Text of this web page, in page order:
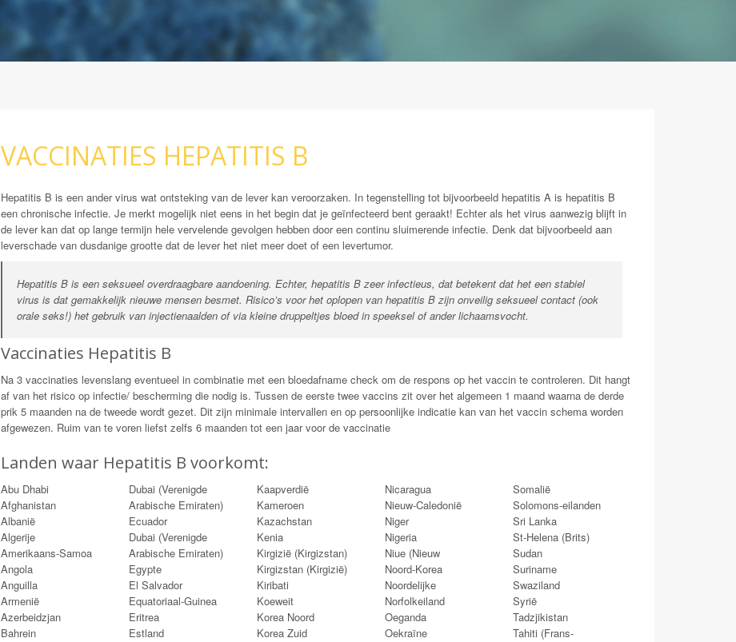
VACCINATIES HEPATITIS B
Hepatitis B is een ander virus wat ontsteking van de lever kan veroorzaken. In tegenstelling tot bijvoorbeeld hepatitis A is hepatitis B
een chronische infectie. Je merkt mogelijk niet eens in het begin dat je geïnfecteerd bent geraakt! Echter als het virus aanwezig blijft in
de lever kan dat op lange termijn hele vervelende gevolgen hebben door een continu sluimerende infectie. Denk dat bijvoorbeeld aan
leverschade van dusdanige grootte dat de lever het niet meer doet of een levertumor.
Hepatitis B is een seksueel overdraagbare aandoening. Echter, hepatitis B zeer infectieus, dat betekent dat het een stabiel
virus is dat gemakkelijk nieuwe mensen besmet. Risico’s voor het oplopen van hepatitis B zijn onveilig seksueel contact (ook
orale seks!) het gebruik van injectienaalden of via kleine druppeltjes bloed in speeksel of ander lichaamsvocht.
Vaccinaties Hepatitis B
Na 3 vaccinaties levenslang eventueel in combinatie met een bloedafname check om de respons op het vaccin te controleren. Dit hangt
af van het risico op infectie/ bescherming die nodig is. Tussen de eerste twee vaccins zit over het algemeen 1 maand waarna de derde
prik 5 maanden na de tweede wordt gezet. Dit zijn minimale intervallen en op persoonlijke indicatie kan van het vaccin schema worden
afgewezen. Ruim van te voren liefst zelfs 6 maanden tot een jaar voor de vaccinatie
Landen waar Hepatitis B voorkomt:
Abu Dhabi
Afghanistan
Albanië
Algerije
Amerikaans-Samoa
Angola
Anguilla
Armenië
Azerbeidzjan
Bahrein
Dubai (Verenigde
Arabische Emiraten)
Ecuador
Dubai (Verenigde
Arabische Emiraten)
Egypte
El Salvador
Equatoriaal-Guinea
Eritrea
Estland
Kaapverdië
Kameroen
Kazachstan
Kenia
Kirgizië (Kirgizstan)
Kirgizstan (Kirgizië)
Kiribati
Koeweit
Korea Noord
Korea Zuid
Nicaragua
Nieuw-Caledonië
Niger
Nigeria
Niue (Nieuw
Noord-Korea
Noordelijke
Norfolkeiland
Oeganda
Oekraïne
Somalië
Solomons-eilanden
Sri Lanka
St-Helena (Brits)
Sudan
Suriname
Swaziland
Syrië
Tadzjikistan
Tahiti (Frans-